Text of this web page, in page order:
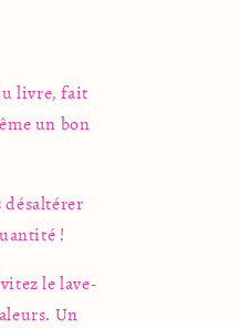
livre, fait
un bon
désaltérer
!
le lave-
Un